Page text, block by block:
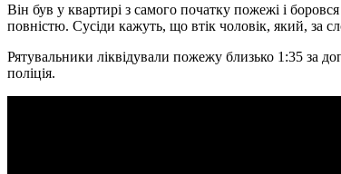
Він був у квартирі з самого початку пожежі і
повністю. Сусіди кажуть, що втік чоловік, який, за
Рятувальники ліквідували пожежу близько 1:35 за
поліція.